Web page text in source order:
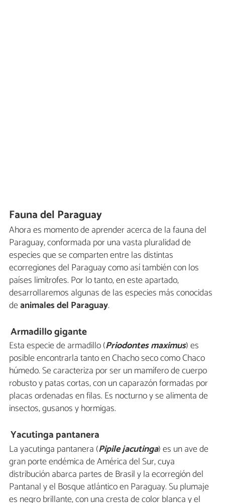
Fauna del Paraguay
Ahora es momento de aprender acerca de la fauna del
Paraguay, conformada por una vasta pluralidad de
especies que se comparten entre las distintas
ecorregiones del Paraguay como así también con los
países limítrofes. Por lo tanto, en este apartado,
desarrollaremos algunas de las especies más conocidas
deanimales del Paraguay.
Armadillo gigante
Esta especie de armadillo (Priodontes maximus) es
posible encontrarla tanto en Chacho seco como Chaco
húmedo. Se caracteriza por ser un mamífero de cuerpo
robusto y patas cortas, con un caparazón formadas por
placas ordenadas en filas. Es nocturno y se alimenta de
insectos, gusanos y hormigas.
Yacutinga pantanera
La yacutinga pantanera (Pipile jacutinga) es un ave de
gran porte endémica de América del Sur, cuya
distribución abarca partes de Brasil y la ecorregión del
Pantanal y el Bosque atlántico en Paraguay. Su plumaje
es negro brillante, con una cresta de color blanca y el